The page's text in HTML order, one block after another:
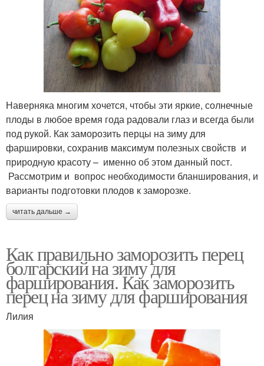
Наверняка многим хочется, чтобы эти яркие, солнечные
плоды в любое время года радовали глаз и всегда были
под рукой. Как заморозить перцы на зиму для
фаршировки, сохранив максимум полезных свойств и
природную красоту – именно об этом данный пост.
Рассмотрим и вопрос необходимости бланширования, и
варианты подготовки плодов к заморозке.
читать дальше →
Как правильно заморозить перец
болгарский на зиму для
фарширования. Как заморозить
перец на зиму для фарширования
Лилия